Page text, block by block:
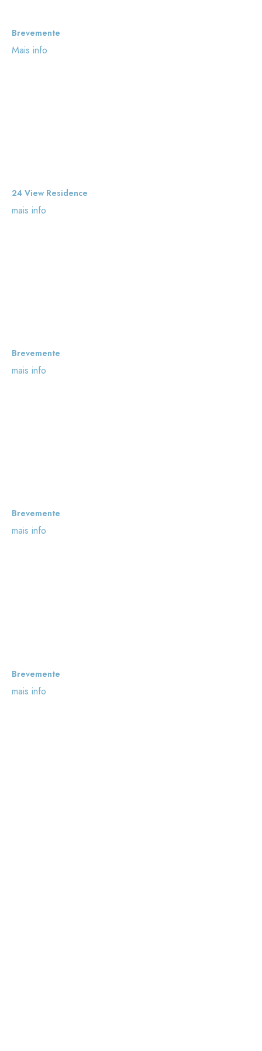
Brevemente
Mais info
24 View Residence
mais info
Brevemente
mais info
Brevemente
mais info
Brevemente
mais info